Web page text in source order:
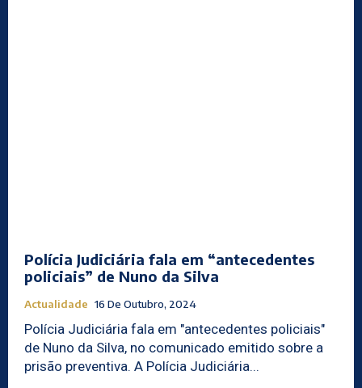
Polícia Judiciária fala em “antecedentes
policiais” de Nuno da Silva
Actualidade 16 De Outubro, 2024
Polícia Judiciária fala em "antecedentes policiais"
de Nuno da Silva, no comunicado emitido sobre a
prisão preventiva. A Polícia Judiciária...